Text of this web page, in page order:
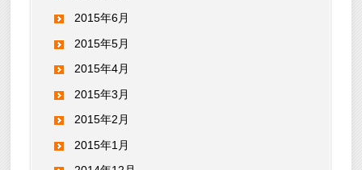
2015年6月
2015年5月
2015年4月
2015年3月
2015年2月
2015年1月